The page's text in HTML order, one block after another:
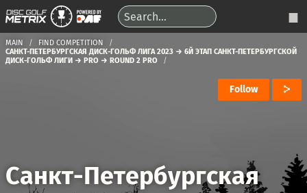
MAIN
FIND COMPETITION
САНКТ-ПЕТЕРБУРГСКАЯ ДИСК-ГОЛЬФ ЛИГА 2023 → 6Й ЭТАП САНКТ-ПЕТЕРБУРГСКОЙ
ДИСК-ГОЛЬФ ЛИГИ → PRO → ROUND 2 PRO
Follow
Санкт-Петербургская